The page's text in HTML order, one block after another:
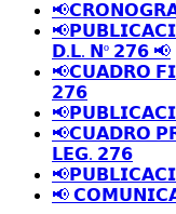
𝗗.𝗟. 𝗡º 𝟮𝟳𝟲 📢
📢𝗖𝗨𝗔𝗗𝗥𝗢
𝟮𝟳𝟲
📢𝗖𝗨𝗔𝗗𝗥𝗢
𝗟𝗘𝗚. 𝟮𝟳𝟲
📢